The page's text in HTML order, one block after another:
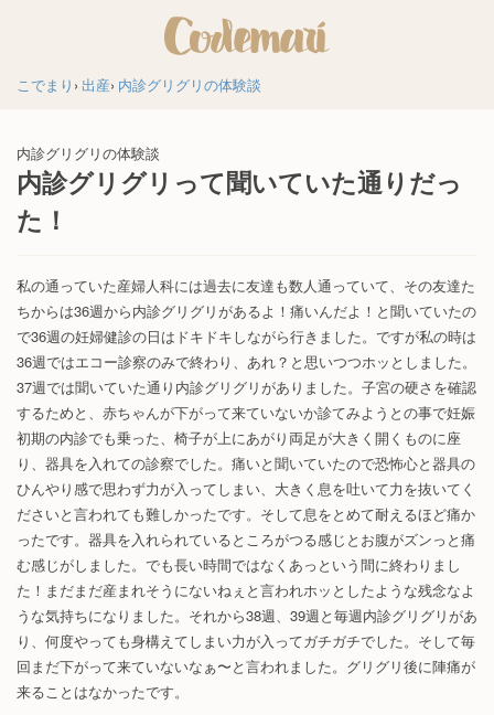
こでまり 出産 内診グリグリの体験談
内診グリグリの体験談
内診グリグリって聞いていた通りだっ
た！
私の通っていた産婦人科には過去に友達も数人通っていて、その友達た
ちからは36週から内診グリグリがあるよ！痛いんだよ！と聞いていたの
で36週の妊婦健診の日はドキドキしながら行きました。ですが私の時は
36週ではエコー診察のみで終わり、あれ？と思いつつホッとしました。
37週では聞いていた通り内診グリグリがありました。子宮の硬さを確認
するためと、赤ちゃんが下がって来ていないか診てみようとの事で妊娠
初期の内診でも乗った、椅子が上にあがり両足が大きく開くものに座
り、器具を入れての診察でした。痛いと聞いていたので恐怖心と器具の
ひんやり感で思わず力が入ってしまい、大きく息を吐いて力を抜いてく
ださいと言われても難しかったです。そして息をとめて耐えるほど痛か
ったです。器具を入れられているところがつる感じとお腹がズンっと痛
む感じがしました。でも長い時間ではなくあっという間に終わりまし
た！まだまだ産まれそうにないねぇと言われホッとしたような残念なよ
うな気持ちになりました。それから38週、39週と毎週内診グリグリがあ
り、何度やっても身構えてしまい力が入ってガチガチでした。そして毎
回まだ下がって来ていないなぁ〜と言われました。グリグリ後に陣痛が
来ることはなかったです。